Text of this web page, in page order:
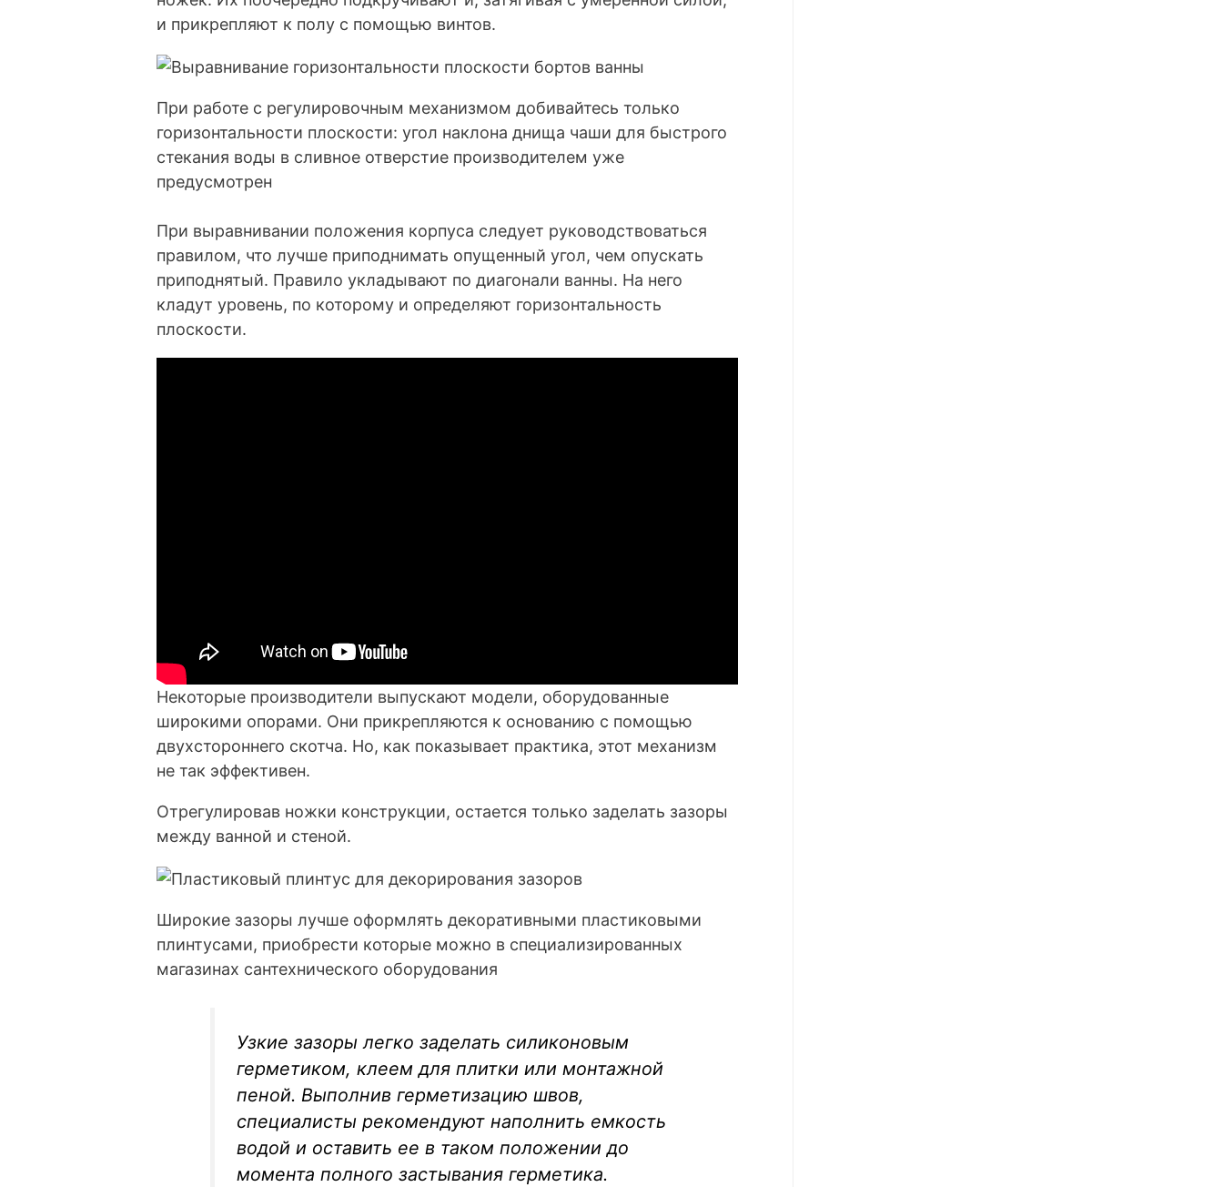
и прикрепляют к полу с помощью винтов.
При работе с регулировочным механизмом добивайтесь только
горизонтальности плоскости: угол наклона днища чаши для быстрого
стекания воды в сливное отверстие производителем уже
предусмотрен
При выравнивании положения корпуса следует руководствоваться
правилом, что лучше приподнимать опущенный угол, чем опускать
приподнятый. Правило укладывают по диагонали ванны. На него
кладут уровень, по которому и определяют горизонтальность
плоскости.
Некоторые производители выпускают модели, оборудованные
широкими опорами. Они прикрепляются к основанию с помощью
двухстороннего скотча. Но, как показывает практика, этот механизм
не так эффективен.
Отрегулировав ножки конструкции, остается только заделать зазоры
между ванной и стеной.
Широкие зазоры лучше оформлять декоративными пластиковыми
плинтусами, приобрести которые можно в специализированных
магазинах сантехнического оборудования
Узкие зазоры легко заделать силиконовым
герметиком, клеем для плитки или монтажной
пеной. Выполнив герметизацию швов,
специалисты рекомендуют наполнить емкость
водой и оставить ее в таком положении до
момента полного застывания герметика.